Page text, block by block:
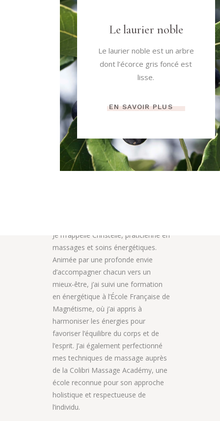
Le laurier noble
Le laurier noble est un arbre
dont l’écorce gris foncé est
lisse.
EN SAVOIR PLUS
Je m’appelle Christelle, praticienne en
massages et soins énergétiques.
Animée par une profonde envie
d’accompagner chacun vers un
mieux-être, j’ai suivi une formation
en énergétique à l’École Française de
Magnétisme, où j’ai appris à
harmoniser les énergies pour
favoriser l’équilibre du corps et de
l’esprit. J’ai également perfectionné
mes techniques de massage auprès
de la Colibri Massage Académy, une
école reconnue pour son approche
holistique et respectueuse de
l’individu.